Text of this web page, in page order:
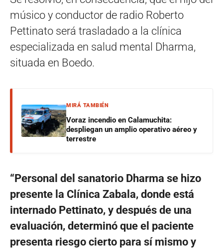
músico y conductor de radio Roberto
Pettinato será trasladado a la clínica
especializada en salud mental Dharma,
situada en Boedo.
MIRÁ TAMBIÉN
Voraz incendio en Calamuchita:
despliegan un amplio operativo aéreo y
terrestre
“Personal del sanatorio Dharma se hizo
presente la Clínica Zabala, donde está
internado Pettinato, y después de una
evaluación, determinó que el paciente
presenta riesgo cierto para sí mismo y